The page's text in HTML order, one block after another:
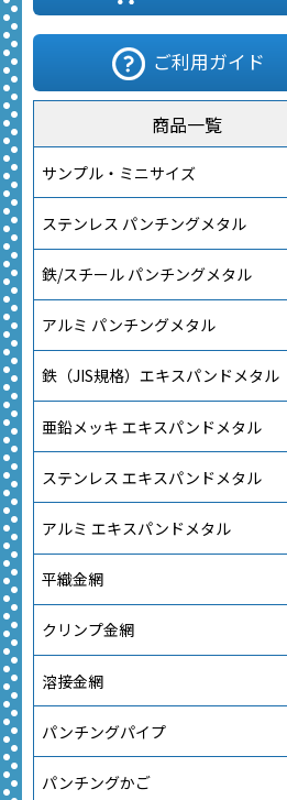
ご利用ガイド
商品一覧
サンプル・ミニサイズ
ステンレス パンチングメタル
鉄/スチール パンチングメタル
アルミ パンチングメタル
鉄（JIS規格）エキスパンドメタル
亜鉛メッキ エキスパンドメタル
ステンレス エキスパンドメタル
アルミ エキスパンドメタル
平織金網
クリンプ金網
溶接金網
パンチングパイプ
パンチングかご